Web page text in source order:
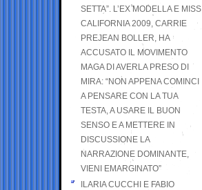
SETTA”. L’EX MODELLA E MISS
CALIFORNIA 2009, CARRIE
PREJEAN BOLLER, HA
ACCUSATO IL MOVIMENTO
MAGA DI AVERLA PRESO DI
MIRA: “NON APPENA COMINCI
A PENSARE CON LA TUA
TESTA, A USARE IL BUON
SENSO E A METTERE IN
DISCUSSIONE LA
NARRAZIONE DOMINANTE,
VIENI EMARGINATO”
ILARIA CUCCHI E FABIO